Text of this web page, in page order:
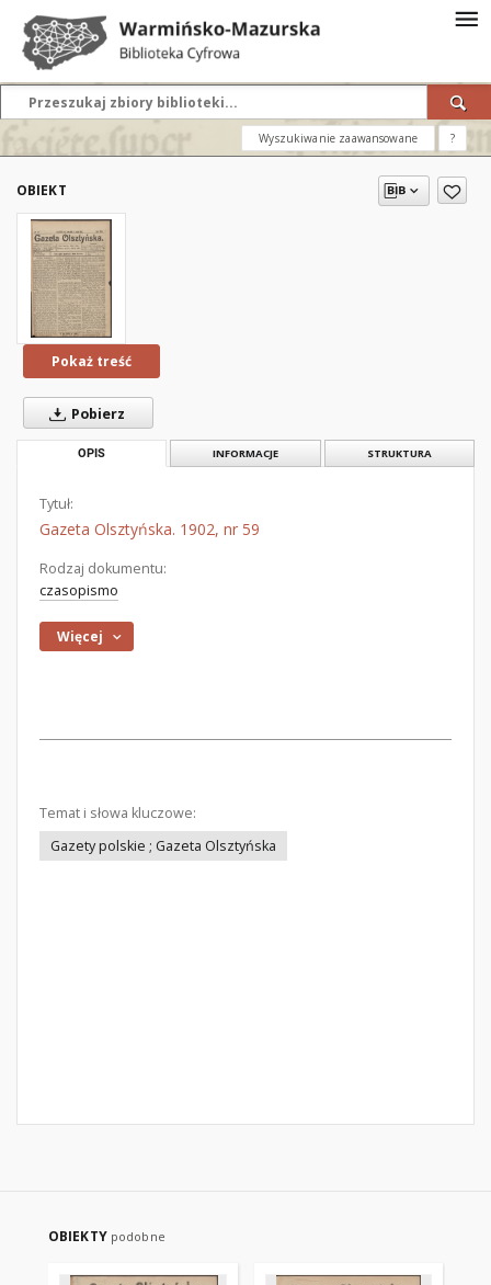
Wyszukiwanie zaawansowane ?
OBIEKT
Pokaż treść
Pobierz
OPIS INFORMACJE STRUKTURA
Tytuł:
Gazeta Olsztyńska. 1902, nr 59
Rodzaj dokumentu:
czasopismo
Więcej
Temat i słowa kluczowe:
Gazety polskie ; Gazeta Olsztyńska
OBIEKTY podobne